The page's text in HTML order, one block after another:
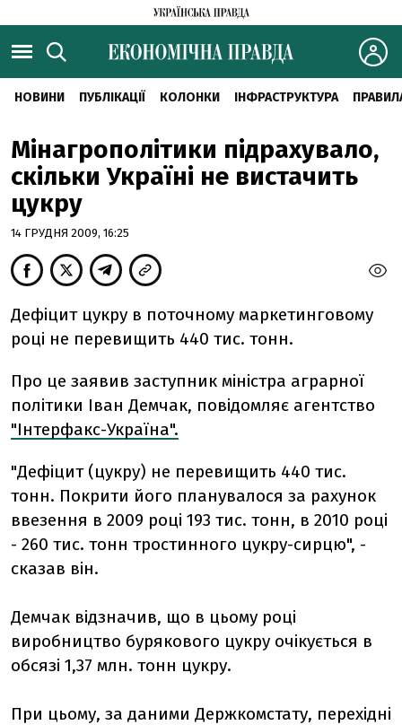
НОВИНИ ПУБЛІКАЦІЇ КОЛОНКИ ІНФРАСТРУКТУРА
Мінагрополітики підрахувало,
скільки Україні не вистачить
цукру
14 ГРУДНЯ 2009, 16:25
Дефіцит цукру в поточному маркетинговому
році не перевищить 440 тис. тонн.
Про це заявив заступник міністра аграрної
політики Іван Демчак, повідомляє агентство
"Інтерфакс-Україна".
"Дефіцит (цукру) не перевищить 440 тис.
тонн. Покрити його планувалося за рахунок
ввезення в 2009 році 193 тис. тонн, в 2010 році
- 260 тис. тонн тростинного цукру-сирцю", -
сказав він.
Демчак відзначив, що в цьому році
виробництво бурякового цукру очікується в
обсязі 1,37 млн. тонн цукру.
При цьому, за даними Держкомстату, перехідні